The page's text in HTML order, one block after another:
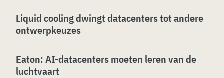
Liquid cooling dwingt datacenters tot andere
ontwerpkeuzes
Eaton: AI-datacenters moeten leren van de
luchtvaart